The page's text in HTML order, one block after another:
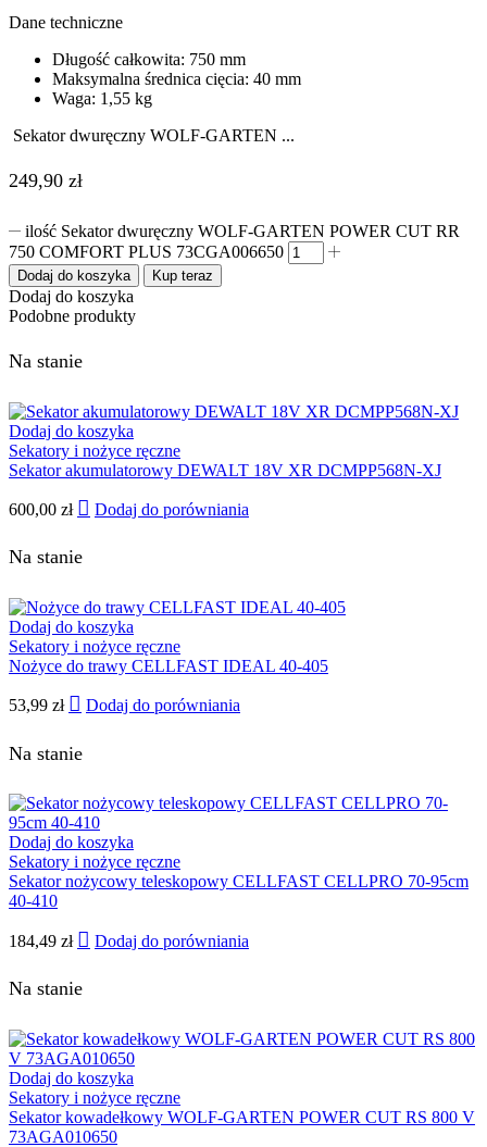
Dane techniczne
Długość całkowita: 750 mm
Maksymalna średnica cięcia: 40 mm
Waga: 1,55 kg
Sekator dwuręczny WOLF-GARTEN ...
249,90 zł
ilość Sekator dwuręczny WOLF-GARTEN POWER CUT RR
750 COMFORT PLUS 73CGA006650
Dodaj do koszyka Kup teraz
Dodaj do koszyka
Podobne produkty
Na stanie
Dodaj do koszyka
Sekatory i nożyce ręczne
Sekator akumulatorowy DEWALT 18V XR DCMPP568N-XJ
600,00 zł Dodaj do porówniania
Na stanie
Dodaj do koszyka
Sekatory i nożyce ręczne
Nożyce do trawy CELLFAST IDEAL 40-405
53,99 zł Dodaj do porówniania
Na stanie
Dodaj do koszyka
Sekatory i nożyce ręczne
Sekator nożycowy teleskopowy CELLFAST CELLPRO 70-95cm
40-410
184,49 zł Dodaj do porówniania
Na stanie
Dodaj do koszyka
Sekatory i nożyce ręczne
Sekator kowadełkowy WOLF-GARTEN POWER CUT RS 800 V
73AGA010650